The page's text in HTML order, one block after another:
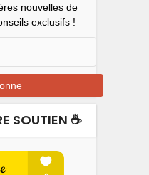
nouvelles de
exclusifs !
SOUTIEN ☕️